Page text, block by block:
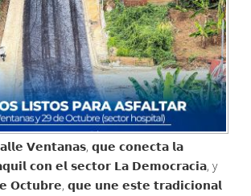
𝗩𝗲𝗻𝘁𝗮𝗻𝗮𝘀, 𝗾𝘂𝗲 𝗰𝗼𝗻𝗲𝗰𝘁𝗮 𝗹𝗮
𝗰𝗼𝗻 𝗲𝗹 𝘀𝗲𝗰𝘁𝗼𝗿 𝗟𝗮 𝗗𝗲𝗺𝗼𝗰𝗿𝗮𝗰𝗶𝗮, y
𝗢𝗰𝘁𝘂𝗯𝗿𝗲, 𝗾𝘂𝗲 𝘂𝗻𝗲 𝗲𝘀𝘁𝗲 𝘁𝗿𝗮𝗱𝗶𝗰𝗶𝗼𝗻𝗮𝗹